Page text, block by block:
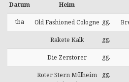
Datum Heim
tba Old Fashioned Cologne gg.
Rakete Kalk gg.
Die Zerstörer gg.
Roter Stern Mülheim
gg.